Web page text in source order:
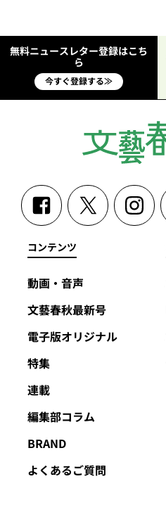
無料ニュースレター登録はこち
ら
今すぐ登録する≫
コンテンツ
動画・音声
文藝春秋最新号
電子版オリジナル
特集
連載
編集部コラム
BRAND
よくあるご質問